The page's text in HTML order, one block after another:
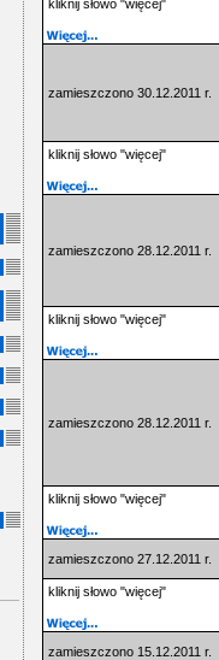
kliknij słowo "więcej"
zamieszczono 30.12.2011 r.
kliknij słowo "więcej"
zamieszczono 28.12.2011 r.
kliknij słowo "więcej"
zamieszczono 28.12.2011 r.
kliknij słowo "więcej"
zamieszczono 27.12.2011 r.
kliknij słowo "więcej"
zamieszczono 15.12.2011 r.